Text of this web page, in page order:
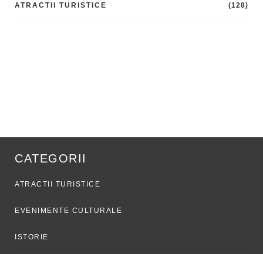
ATRACTII TURISTICE (128)
CATEGORII
ATRACTII TURISTICE
EVENIMENTE CULTURALE
ISTORIE